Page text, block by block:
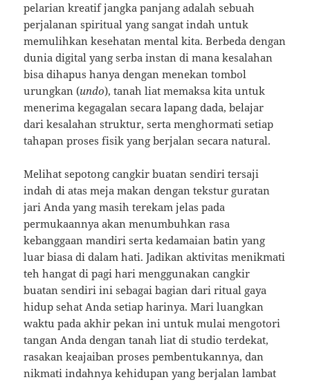
pelarian kreatif jangka panjang adalah sebuah
perjalanan spiritual yang sangat indah untuk
memulihkan kesehatan mental kita. Berbeda dengan
dunia digital yang serba instan di mana kesalahan
bisa dihapus hanya dengan menekan tombol
urungkan (undo), tanah liat memaksa kita untuk
menerima kegagalan secara lapang dada, belajar
dari kesalahan struktur, serta menghormati setiap
tahapan proses fisik yang berjalan secara natural.
Melihat sepotong cangkir buatan sendiri tersaji
indah di atas meja makan dengan tekstur guratan
jari Anda yang masih terekam jelas pada
permukaannya akan menumbuhkan rasa
kebanggaan mandiri serta kedamaian batin yang
luar biasa di dalam hati. Jadikan aktivitas menikmati
teh hangat di pagi hari menggunakan cangkir
buatan sendiri ini sebagai bagian dari ritual gaya
hidup sehat Anda setiap harinya. Mari luangkan
waktu pada akhir pekan ini untuk mulai mengotori
tangan Anda dengan tanah liat di studio terdekat,
rasakan keajaiban proses pembentukannya, dan
nikmati indahnya kehidupan yang berjalan lambat